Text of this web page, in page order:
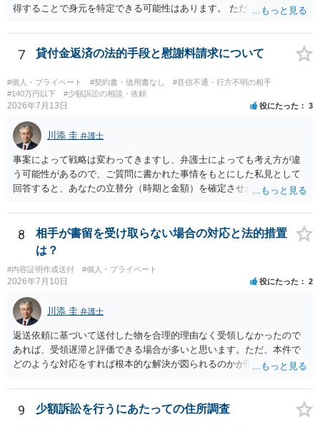
ん。当該チケットがチケット転売防止法に規定する特定興行入場券に
外に選択肢がない場合もあるでしょう。 このように、本件の紛争は、
法的には「当事者の合理的意思」がどこにあるのかを追求した解決が
必要になると思われます。なかなか難しい問題なので、弁護士によっ
ても回答は異なるかもしれません。
得することで身元を特定できる可能性はあります。 ただ、他人名義の
ろです。 LINEについても、詐欺の事案であれば照会できる可能性はあ
りますが、携帯電話の番号を経由する方法より難しくなります。 身元
を特定した後は、返金の理屈があるかどうかを確認していきます。 基
本的に贈与に該当する場合には返金請求ができません。 詐欺を含め、
当方に返金の理屈があるかどうかを確認していきます。 さらに、渡し
た金額について、裏付けがあるかどうかも精査します。 上記を経て、
身元の特定、返金の理屈があると判断できるのであれば、まずは交渉
からスタートすることになるでしょう。 ご理解のとおり、詐欺である
ことの立証は簡単ではありません。 刑事事件化が出来るのであれば、
返金交渉で有利になる可能性がありますが、民事上の詐欺の立証以上
に難しいところがあります。 こちらについては、一度、最寄りの警察
署に被害相談をするようにしてください。 具体的な見通しに関して
7 貸付金返済の法的手段と慰謝料請求について
#個人・プライベート #契約書・借用書なし
#音信不通・行方不明の相手
#140万円以下
#少額訴訟の相談・依頼
2026年7月13日 役にたった 3
川添 圭 弁護士
事案によって戦略は変わってきますし、弁護士によっても考え方が違
う可能性があるので、ご質問に書かれた事情をもとにした私見として
回答すると、あなたの立替分（時期と金額）を確定させた上で、淡々
と、もし異議申立てがなされる可能性が高そうであれば時間の浪費
（通常訴訟へ移行する日数分空転する）になりますし、支払督促及び
その異議後の通常訴訟は相手方の住所地が管轄裁判所になるため（特
に相手方が遠方である場合は）対応が面倒な場合があるからです。相
手方の主張については、和解で減額を考慮すればよいと思います。 な
お、残念ながら、「連絡も返ってこず、返済の目処も立たずで精神的
ダメージが大きく」という理由では、慰謝料請求は通常は認められま
せん。
8
相手が書留を受け取らない場合の対応と法的措置
は？
#内容証明作成送付 #個人・プライベート
2026年7月10日 役にたった 2
川添 圭 弁護士
返送依頼に基づいて送付した物を合理的理由なく受領しなかったので
あれば、受領遅滞と評価できる場合が多いと思います。ただ、本件で
どのような対応をすれば根本的な解決が図られるのかが問題になるた
料します。
9 少額訴訟を行うにあたっての住所調査